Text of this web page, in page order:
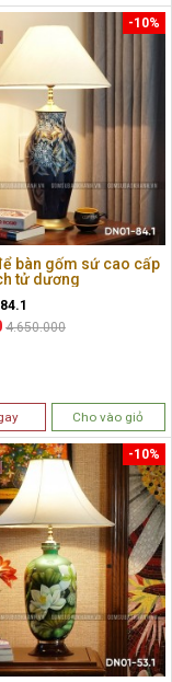
bàn gốm sứ cao cấp
tử dương
-10%
4.650.000
Cho vào giỏ
-10%